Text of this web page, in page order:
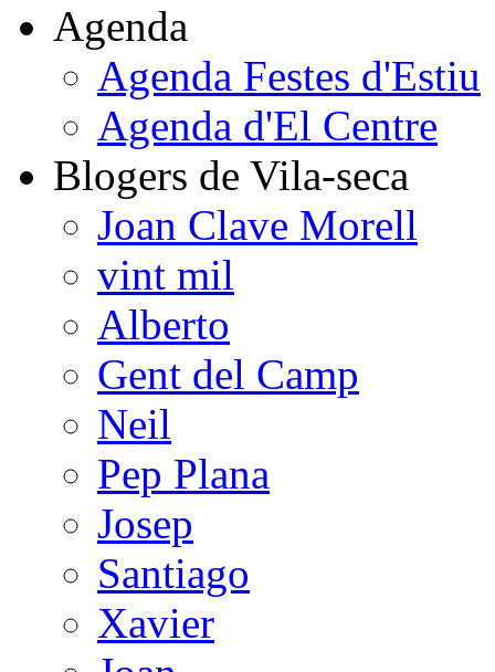
Agenda
Agenda Festes d'Estiu
Agenda d'El Centre
Blogers de Vila-seca
Joan Clave Morell
vint mil
Alberto
Gent del Camp
Neil
Pep Plana
Josep
Santiago
Xavier